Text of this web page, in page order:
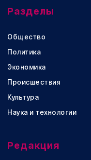
Разделы
Общество
Политика
Экономика
Происшествия
Культура
Наука и технологии
Редакция